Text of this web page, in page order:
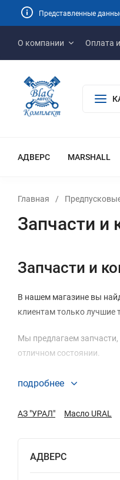
Представленные
О компании Оплата
АДВЕРС MARSHALL
Главная /
Запчасти и
Запчасти и
В нашем магазине вы
клиентам только лучшие
Мы предлагаем
отличном состоянии.
Почему выбирают нас?
Широкий
Оперативные
подробнее
АЗ "УРАЛ" Масло URAL
АДВЕРС